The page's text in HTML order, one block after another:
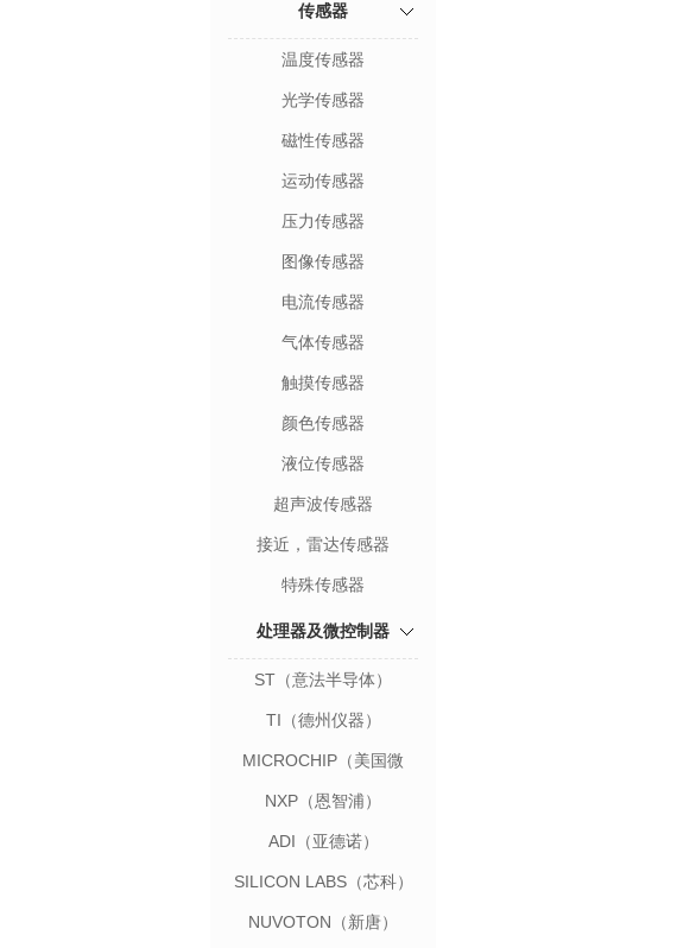
传感器
温度传感器
光学传感器
磁性传感器
运动传感器
压力传感器
图像传感器
电流传感器
气体传感器
触摸传感器
颜色传感器
液位传感器
超声波传感器
接近，雷达传感器
特殊传感器
处理器及微控制器
ST（意法半导体）
TI（德州仪器）
MICROCHIP（美国微
NXP（恩智浦）
ADI（亚德诺）
SILICON LABS（芯科）
NUVOTON（新唐）